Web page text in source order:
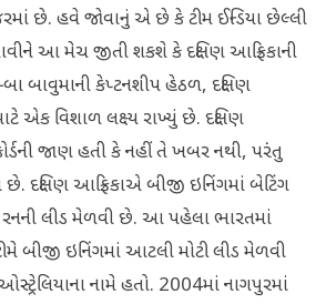
છે. હવે જોવાનું એ છે કે ટીમ ઈન્ડિયા છેલ્લી
આ મેચ જીતી શકશે કે દક્ષિણ આફ્રિકાની
બાવુમાની કેપ્ટનશીપ હેઠળ, દક્ષિણ
એક વિશાળ લક્ષ્ય રાખ્યું છે. દક્ષિણ
જાણ હતી કે નહીં તે ખબર નથી, પરંતુ
છે. દક્ષિણ આફ્રિકાએ બીજી ઇનિંગમાં બેટિંગ
લીડ મેળવી છે. આ પહેલા ભારતમાં
બીજી ઇનિંગમાં આટલી મોટી લીડ મેળવી
નામે હતો. 2004માં નાગપુરમાં